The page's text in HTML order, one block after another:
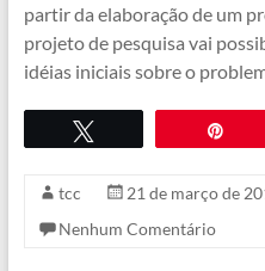
partir da elaboração de um
projeto de pesquisa vai
idéias iniciais sobre o
tcc 21 de março de
Nenhum Comentário